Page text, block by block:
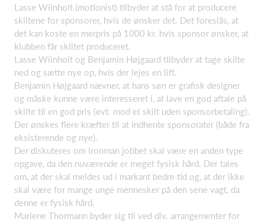
Lasse Wiinholt (motionist) tilbyder at stå for at producere
skiltene for sponsorer, hvis de ønsker det. Det foreslås, at
det kan koste en merpris på 1000 kr. hvis sponsor ønsker, at
klubben får skiltet produceret.
Lasse Wiinholt og Benjamin Højgaard tilbyder at tage skilte
ned og sætte nye op, hvis der lejes en lift.
Benjamin Højgaard nævner, at hans søn er grafisk designer
og måske kunne være interesseret i, at lave en god aftale på
skilte til en god pris (evt. mod et skilt uden sponsorbetaling).
Der ønskes flere kræfter til at indhente sponsorater (både fra
eksisterende og nye).
Der diskuteres om Ironman jobbet skal være en anden type
opgave, da den nuværende er meget fysisk hård. Der tales
om, at der skal meldes ud i markant bedre tid og, at der ikke
skal være for mange unge mennesker på den sene vagt, da
denne er fysisk hård.
Marlene Thormann byder sig til ved div. arrangementer for